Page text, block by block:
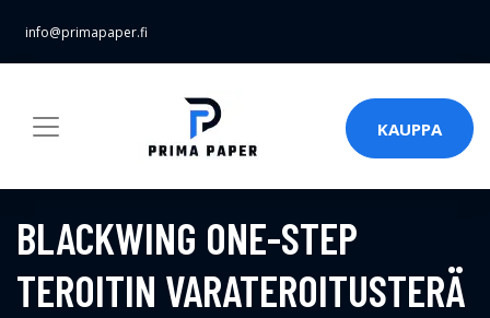
info@primapaper.fi
KAUPPA
BLACKWING ONE-STEP
TEROITIN VARATEROITUSTERÄ